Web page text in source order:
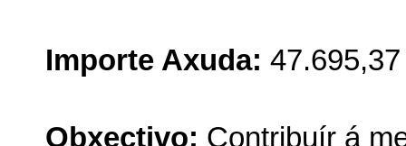
Importe Axuda:
Obxectivo: Contribuír á